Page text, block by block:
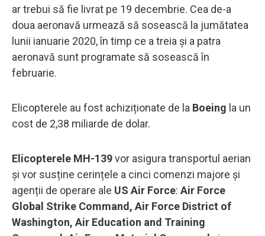
ar trebui să fie livrat pe 19 decembrie. Cea de-a
doua aeronavă urmează să sosească la jumătatea
lunii ianuarie 2020, în timp ce a treia și a patra
aeronavă sunt programate să sosească în
februarie.
Elicopterele au fost achiziționate de la Boeing la un
cost de 2,38 miliarde de dolar.
Elicopterele MH-139vor asigura transportul aerian
și vor susține cerințele a cinci comenzi majore și
agenții de operare ale US Air Force: Air Force
Global Strike Command, Air Force District of
Washington, Air Education and Training